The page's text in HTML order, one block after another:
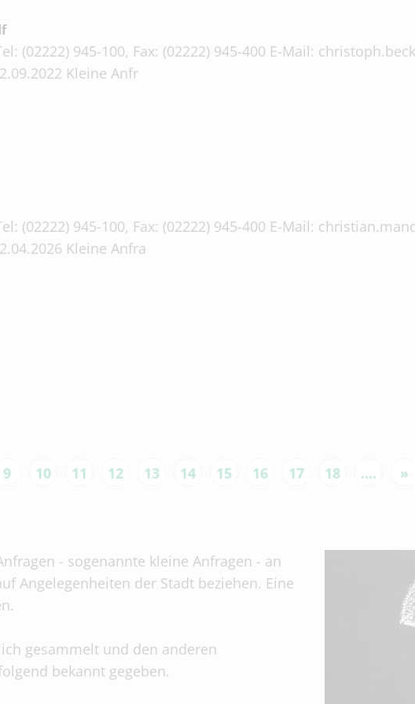
(02222) 945-100, Fax: (02222) 945-400 E-Mail:
Kleine Anfr
(02222) 945-100, Fax: (02222) 945-400 E-Mail:
Kleine Anfra
9 10 11 12 13 14 15 16 17 18 .... »
- sogenannte kleine Anfragen - an
Angelegenheiten der Stadt beziehen. Eine
gesammelt und den anderen
bekannt gegeben.